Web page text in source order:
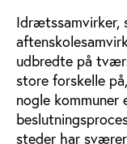
Idrætssamvirker,
udbredte på
store forskelle
nogle kommuner
steder har